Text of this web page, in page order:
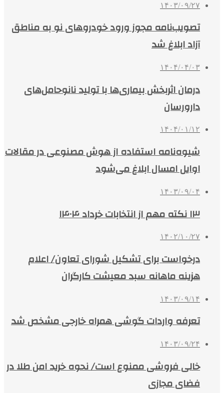
۱۴۰۳/۰۹/۲۷
تصویب‌نامه مجوز ورود خودروهای نو به مناطق
آزاد ابلاغ شد
۱۴۰۴/۰۴/۰۳
درمان اثربخش بیماری‌ها با تولید نانوحامل‌های
دارورسان
۱۴۰۴/۰۱/۱۲
شیوه‌نامه استفاده از هوش مصنوعی در مقالات
اوایل امسال ابلاغ می‌شود
۱۴۰۳/۰۹/۰۴
۱۳ نکته مهم از انتخابات خرداد ۱۴۰۴
۱۴۰۲/۱۰/۲۷
درخواست برای تشکیل شورای تعاون/ اعلام
هزینه ماهانه سبد معیشت کارگران
۱۴۰۳/۰۹/۱۴
تعرفه واردات گوشی همراه خارجی مشخص شد
۱۴۰۳/۰۹/۲۴
خالی فروشی ممنوع است/ نحوه خرید امن طلا در
فضای مجازی